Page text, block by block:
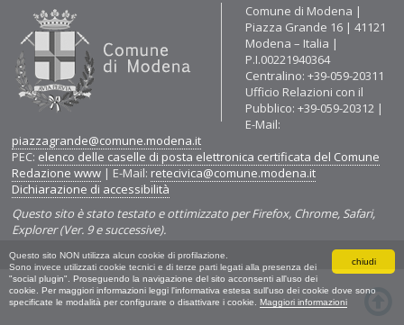
chiudi
Questo sito NON utilizza alcun cookie di profilazione.
Sono invece utilizzati cookie tecnici e di terze parti legati alla presenza dei
"social plugin". Proseguendo la navigazione del sito acconsenti all'uso dei
cookie. Per maggiori informazioni leggi l'informativa estesa sull'uso dei cookie dove sono
specificate le modalità per configurare o disattivare i cookie. Maggiori informazioni
Contatti
Comune di Modena |
Piazza Grande 16 | 41121
Modena – Italia |
P.I.00221940364
Centralino: +39-059-20311
Ufficio Relazioni con il
Pubblico: +39-059-20312 |
E-Mail:
piazzagrande@comune.modena.it
PEC: elenco delle caselle di posta elettronica certificata del Comune
Redazione www | E-Mail: retecivica@comune.modena.it
Dichiarazione di accessibilità
Questo sito è stato testato e ottimizzato per Firefox, Chrome, Safari,
Explorer (Ver. 9 e successive).